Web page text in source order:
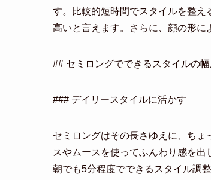
す。比較的短時間でスタイルを整
高いと言えます。さらに、顔の形に
## セミロングでできるスタイルの幅
### デイリースタイルに活かす
セミロングはその長さゆえに、ち
スやムースを使ってふんわり感を
朝でも5分程度でできるスタイル調